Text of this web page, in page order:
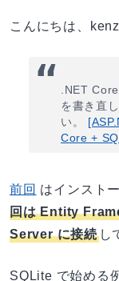
こんにちは、
.NET
を書き直
い。
Core +
前回 はインスト
回は Entity
Server に接続し
SQLite で始める